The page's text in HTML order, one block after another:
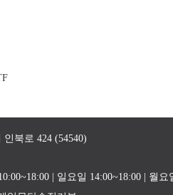
북로 424 (54540)
| 일요일 14:00~18:00 | 월